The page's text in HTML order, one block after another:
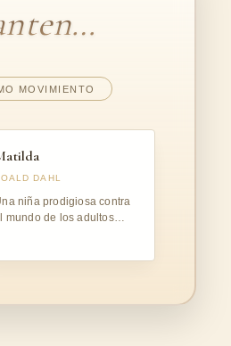
MOVIMIENTO
DAHL
niña prodigiosa contra
mundo de los adultos